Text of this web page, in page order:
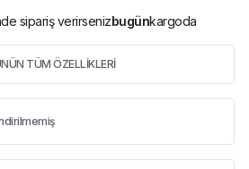
sipariş verirsenizbugünkargoda
TÜM ÖZELLİKLERİ